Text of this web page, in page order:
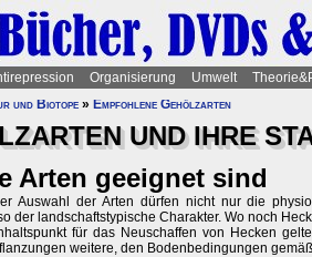
Organisierung Umwelt
und Biotope » Empfohlene Gehölzarten
UND IHRE
Arten geeignet sind
Auswahl der Arten dürfen nicht nur die
der landschaftstypische Charakter. Wo noch
für das Neuschaffen von Hecken
weitere, den Bodenbedingungen